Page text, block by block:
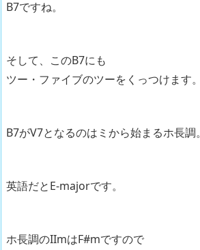
B7ですね。
そして、このB7にも
ツー・ファイブのツーをくっつけます。
B7がV7となるのはミから始まるホ長調。
英語だとE-majorです。
ホ長調のIImはF#mですので